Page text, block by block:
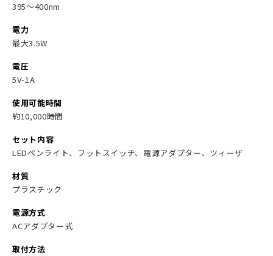
395～400nm
電力
最大3.5W
電圧
5V-1A
使用可能時間
約10,000時間
セット内容
LEDペンライト、フットスイッチ、電源アダプター、ツィーザ
材質
プラスチック
電源方式
ACアダプター式
取付方法